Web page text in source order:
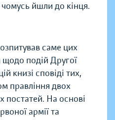
йшли до кінця.
саме цих
щодо подій Другої
книзі сповіді тих,
правління двох
постатей. На основі
армії та